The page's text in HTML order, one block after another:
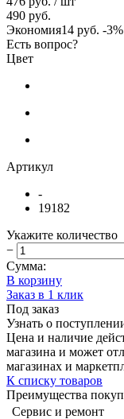
490 руб.
Экономия14 руб. -3%
Есть вопрос?
Цвет
Артикул
-
19182
Укажите количество
−
Сумма:
В корзину
Заказ в 1 клик
Под заказ
Узнать о
Цена и наличие
магазина и может
магазинах и
К списку товаров
Преимущества
Сервис и ремонт